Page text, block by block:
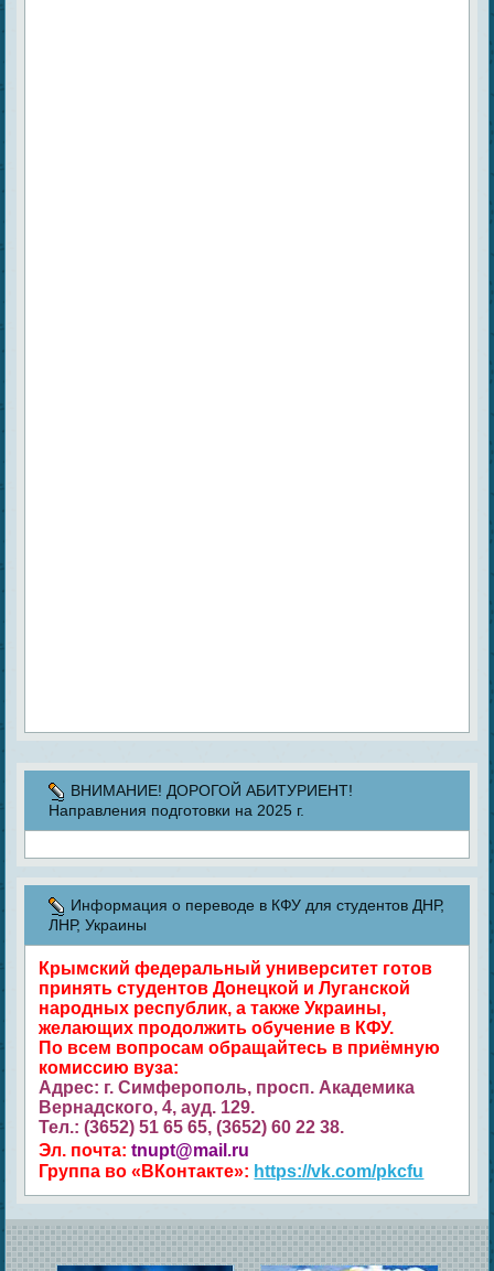
ВНИМАНИЕ! ДОРОГОЙ АБИТУРИЕНТ!
Направления подготовки на 2025 г.
Информация о переводе в КФУ для студентов ДНР,
ЛНР, Украины
Крымский федеральный университет готов
принять студентов Донецкой и Луганской
народных республик, а также Украины,
желающих продолжить обучение в КФУ.
По всем вопросам обращайтесь в приёмную
комиссию вуза:
Адрес: г. Симферополь, просп. Академика
Вернадского, 4, ауд. 129.
Тел.: (3652) 51 65 65, (3652) 60 22 38.
Эл. почта:tnupt@mail.ru
Группа во «ВКонтакте»: https://vk.com/pkcfu